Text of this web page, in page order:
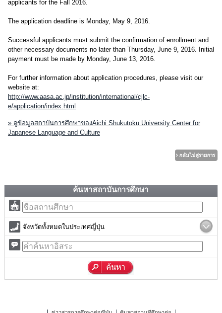
applicants for the Fall 2016.
The application deadline is Monday, May 9, 2016.
Successful applicants must submit the confirmation of enrollment and
other necessary documents no later than Thursday, June 9, 2016. Initial
payment must be made by Monday, June 13, 2016.
For further information about application procedures, please visit our
website at:
http://www.aasa.ac.jp/institution/international/cjlc-
e/application/index.html
» ดูข้อมูลสถาบันการศึกษาของAichi Shukutoku University Center for
Japanese Language and Culture
ค้นหาสถาบันการศึกษา
จังหวัดทั้งหมดในประเทศญี่ปุ่น